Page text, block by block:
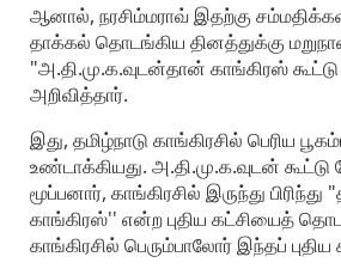
ஆனால், நரசிம்மராவ் இதற்கு
தாக்கல் தொடங்கிய தினத்துக்கு
"அ.தி.மு.க.வுடன்தான் காங்கிரஸ் கூட்டு
அறிவித்தார்.
இது, தமிழ்நாடு காங்கிரசில் பெரிய
உண்டாக்கியது. அ.தி.மு.க.வுடன் கூட்டு
மூப்பனார், காங்கிரசில் இருந்து பிரிந்து
காங்கிரஸ்'' என்ற புதிய கட்சியைத்
காங்கிரசில் பெரும்பாலோர் இந்தப்